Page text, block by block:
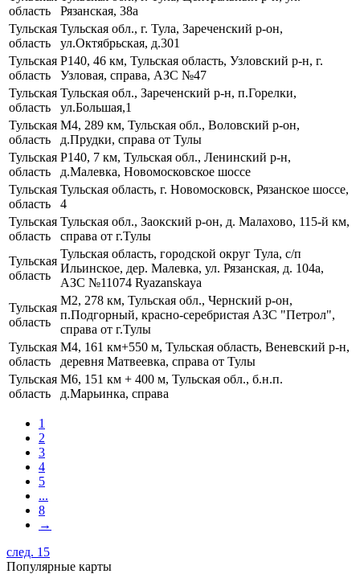
область
Рязанская, 38а
Тульская
область
Тульская обл., г. Тула, Зареченский р-он,
ул.Октябрьская, д.301
Тульская
область
Р140, 46 км, Тульская область, Узловский р-н, г.
Узловая, справа, АЗС №47
Тульская
область
Тульская обл., Зареченский р-н, п.Горелки,
ул.Большая,1
Тульская
область
М4, 289 км, Тульская обл., Воловский р-он,
д.Прудки, справа от Тулы
Тульская
область
Р140, 7 км, Тульская обл., Ленинский р-н,
д.Малевка, Новомосковское шоссе
Тульская
область
Тульская область, г. Новомосковск, Рязанское шоссе,
4
Тульская
область
Тульская обл., Заокский р-он, д. Малахово, 115-й км,
справа от г.Тулы
Тульская
область
Тульская область, городской округ Тула, с/п
Ильинское, дер. Малевка, ул. Рязанская, д. 104а,
АЗС №11074 Ryazanskaya
Тульская
область
М2, 278 км, Тульская обл., Чернский р-он,
п.Подгорный, красно-серебристая АЗС "Петрол",
справа от г.Тулы
Тульская
область
М4, 161 км+550 м, Тульская область, Веневский р-н,
деревня Матвеевка, справа от Тулы
Тульская
область
М6, 151 км + 400 м, Тульская обл., б.н.п.
д.Марьинка, справа
1
2
3
4
5
...
8
→
след. 15
Популярные карты